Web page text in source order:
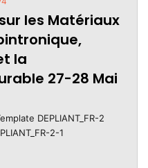
les Matériaux
la
27-28 Mai
DEPLIANT_FR-2
2-1